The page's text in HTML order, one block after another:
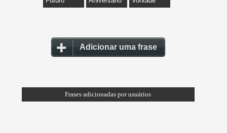
Adicionar uma frase
Frases adicionadas por usuários